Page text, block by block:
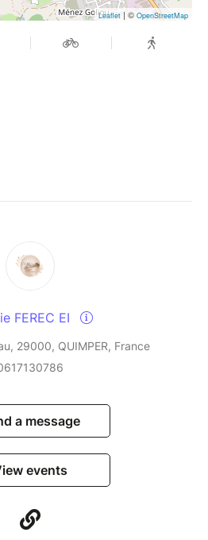
Leaflet | © OpenStreetMap
FEREC EI
29000, QUIMPER, France
a message
events